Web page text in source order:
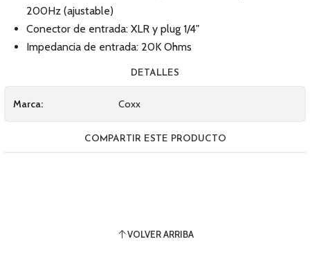
200Hz (ajustable)
Conector de entrada: XLR y plug 1/4"
Impedancia de entrada: 20K Ohms
DETALLES
Marca: Coxx
COMPARTIR ESTE PRODUCTO
VOLVER ARRIBA